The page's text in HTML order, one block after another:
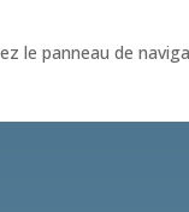
le panneau de